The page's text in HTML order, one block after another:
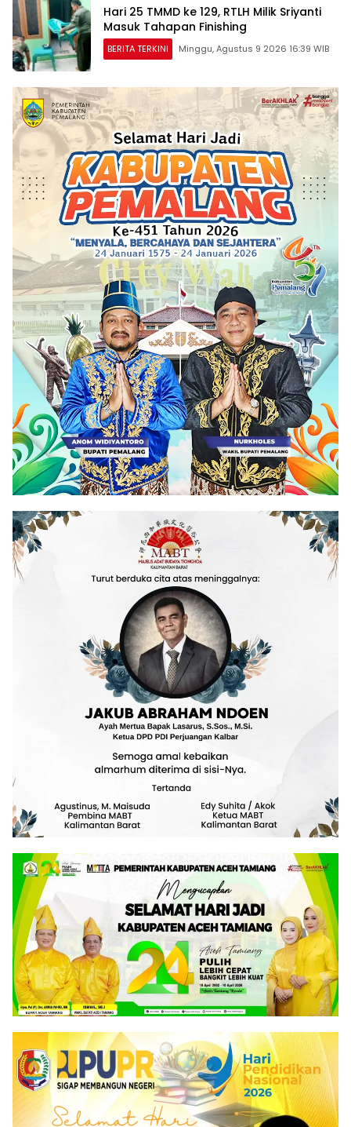
Hari 25 TMMD ke 129, RTLH Milik Sriyanti
Masuk Tahapan Finishing
BERITA TERKINI Minggu, Agustus 9 2026 16:39 WIB